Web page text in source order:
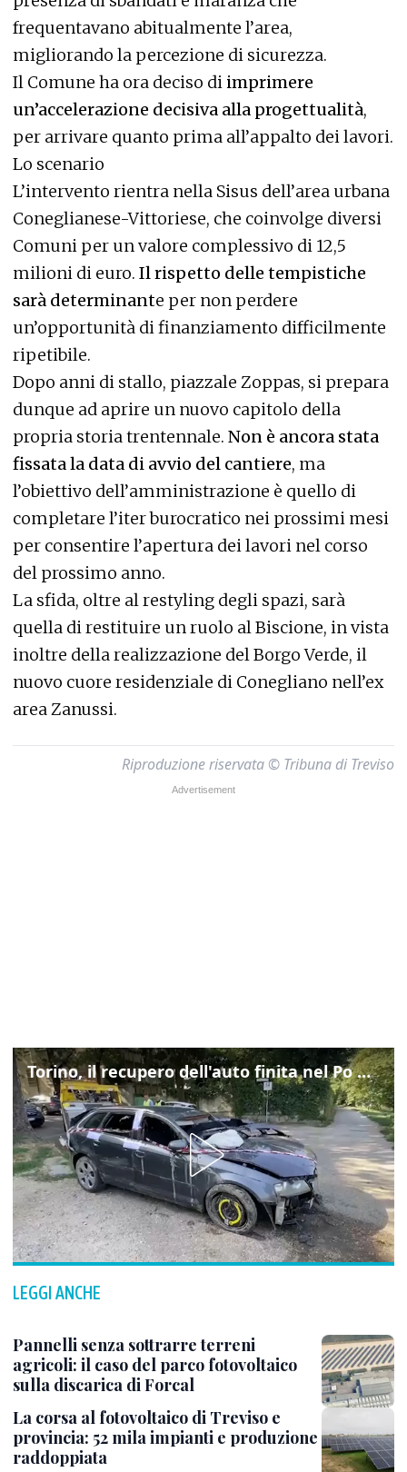
frequentavano abitualmente l’area,
migliorando la percezione di sicurezza.
Il Comune ha ora deciso di imprimere
un’accelerazione decisiva alla progettualità,
per arrivare quanto prima all’appalto dei lavori.
Lo scenario
L’intervento rientra nella Sisus dell’area urbana
Coneglianese-Vittoriese, che coinvolge diversi
Comuni per un valore complessivo di 12,5
milioni di euro. Il rispetto delle tempistiche
sarà determinante per non perdere
un’opportunità di finanziamento difficilmente
ripetibile.
Dopo anni di stallo, piazzale Zoppas, si prepara
dunque ad aprire un nuovo capitolo della
propria storia trentennale. Non è ancora stata
fissata la data di avvio del cantiere, ma
l’obiettivo dell’amministrazione è quello di
completare l’iter burocratico nei prossimi mesi
per consentire l’apertura dei lavori nel corso
del prossimo anno.
La sfida, oltre al restyling degli spazi, sarà
quella di restituire un ruolo al Biscione, in vista
inoltre della realizzazione del Borgo Verde, il
nuovo cuore residenziale di Conegliano nell’ex
area Zanussi.
Riproduzione riservata © Tribuna di Treviso
Torino, il recupero dell'auto finita nel Po durante un inseguimento
LEGGI ANCHE
Pannelli senza sottrarre terreni
agricoli: il caso del parco fotovoltaico
sulla discarica di Forcal
La corsa al fotovoltaico di Treviso e
provincia: 52 mila impianti e produzione
raddoppiata